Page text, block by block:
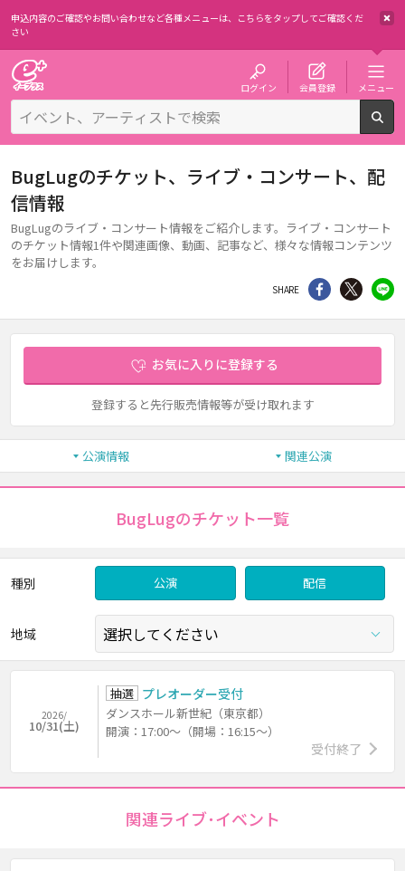
申込内容のご確認やお問い合わせなど各種メニューは、 こちらをタップしてご確認くだ
さい
ログイン 会員登録 メニュー
BugLugのチケット、ライブ・コンサート、配
信情報
BugLugのライブ・コンサート情報をご紹介します。ライブ・コンサート
のチケット情報1件や関連画像、動画、記事など、様々な情報コンテンツ
をお届けします。
SHARE シェア Twitter
お気に入りに登録する
登録すると先行販売情報等が受け取れます
公演情報 関連公演
BugLugのチケット一覧
種別 公演 配信
地域
2026/
10/31(土)
抽選 プレオーダー受付
ダンスホール新世紀（東京都）
開演：17:00～（開場：16:15～）
受付終了
関連ライブ･イベント